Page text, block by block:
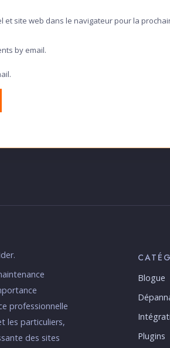
et site web dans le navigateur pour la
by email.
professionnelle
les particuliers,
des sites
Blogue
Plugins